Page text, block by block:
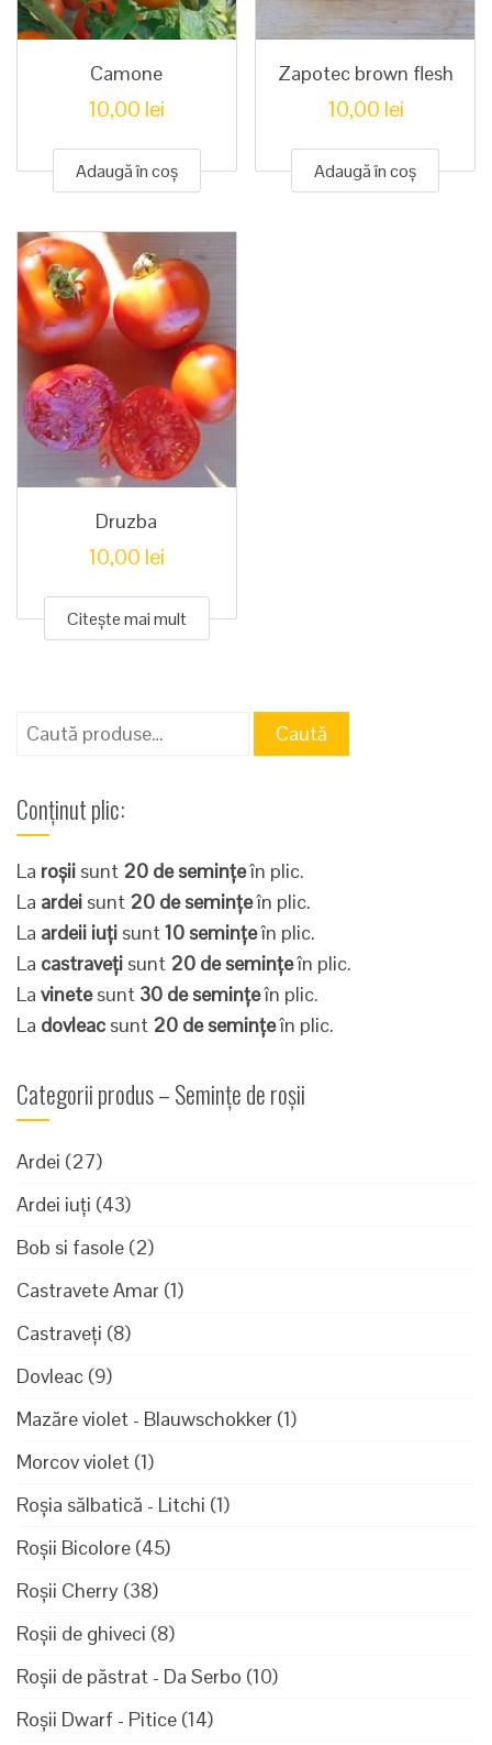
Camone
10,00 lei
Adaugă în coș
Zapotec brown flesh
10,00 lei
Adaugă în coș
Druzba
10,00 lei
Citește mai mult
Caută
Caută
Conținut plic:
La roșii sunt 20 de semințeîn plic.
La ardei sunt 20 de semințeîn plic.
La ardeii iuți sunt10 semințeîn plic.
La castraveți sunt 20 de semințeîn plic.
La vinetesunt 30 de semințeîn plic.
La dovleac sunt 20 de semințeîn plic.
Categorii produs – Semințe de roșii
Ardei (27)
Ardei iuți (43)
Bob si fasole (2)
Castravete Amar (1)
Castraveți (8)
Dovleac (9)
Mazăre violet - Blauwschokker (1)
Morcov violet (1)
Roșia sălbatică - Litchi (1)
Roșii Bicolore (45)
Roșii Cherry (38)
Roșii de ghiveci (8)
Roșii de păstrat - Da Serbo (10)
Roșii Dwarf - Pitice (14)